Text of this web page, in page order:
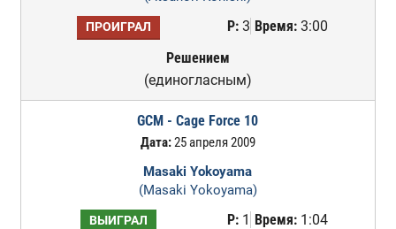
ПРОИГРАЛ Р:3 Время:3:00
Решением
(единогласным)
GCM - Cage Force 10
Дата:25 апреля 2009
Masaki Yokoyama
(Masaki Yokoyama)
ВЫИГРАЛ Р:1 Время:1:04